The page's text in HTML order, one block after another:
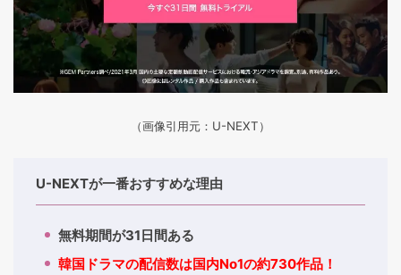
（画像引用元：U-NEXT）
U-NEXTが一番おすすめな理由
無料期間が31日間ある
韓国ドラマの配信数は国内No1の約730作品！